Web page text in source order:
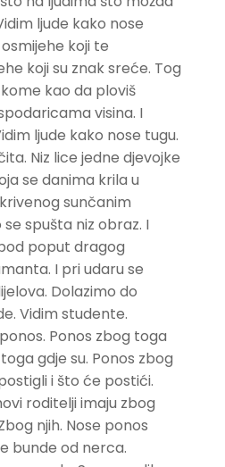
ljude kako nose
koji te
koji su znak sreće. Tog
kao da ploviš
visina. I
ljude kako nose tugu.
Niz lice jedne djevojke
se danima krila u
sunčanim
spušta niz obraz. I
poput dragog
I pri udaru se
Dolazimo do
Vidim studente.
Ponos zbog toga
gdje su. Ponos zbog
i što će postići.
roditelji imaju zbog
njih. Nose ponos
bunde od nerca.